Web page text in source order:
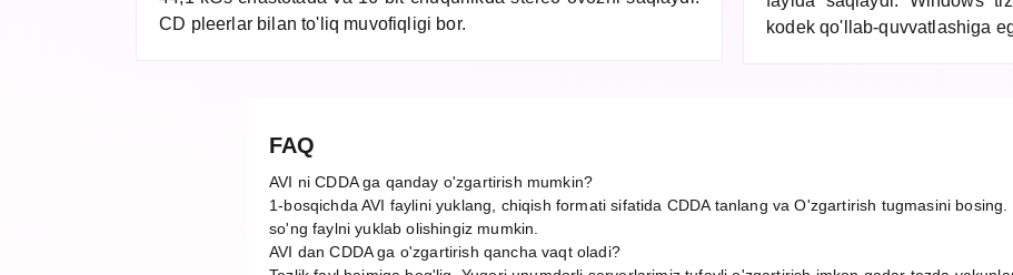
CD pleerlar bilan to'liq muvofiqligi bor.
kodek qo'llab-quvvatlashiga
FAQ
AVI ni CDDA ga qanday o'zgartirish mumkin?
1-bosqichda AVI faylini yuklang, chiqish formati sifatida CDDA tanlang va O'zgartirish tugmasini
so'ng faylni yuklab olishingiz mumkin.
AVI dan CDDA ga o'zgartirish qancha vaqt oladi?